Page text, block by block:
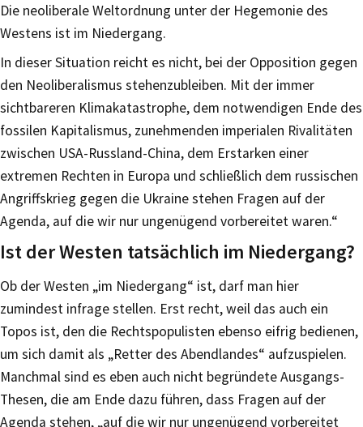
Die neoliberale Weltordnung unter der Hegemonie des
Westens ist im Niedergang.
In dieser Situation reicht es nicht, bei der Opposition gegen
den Neoliberalismus stehenzubleiben. Mit der immer
sichtbareren Klimakatastrophe, dem notwendigen Ende des
fossilen Kapitalismus, zunehmenden imperialen Rivalitäten
zwischen USA-Russland-China, dem Erstarken einer
extremen Rechten in Europa und schließlich dem russischen
Angriffskrieg gegen die Ukraine stehen Fragen auf der
Agenda, auf die wir nur ungenügend vorbereitet waren.“
Ist der Westen tatsächlich im Niedergang?
Ob der Westen „im Niedergang“ ist, darf man hier
zumindest infrage stellen. Erst recht, weil das auch ein
Topos ist, den die Rechtspopulisten ebenso eifrig bedienen,
um sich damit als „Retter des Abendlandes“ aufzuspielen.
Manchmal sind es eben auch nicht begründete Ausgangs-
Thesen, die am Ende dazu führen, dass Fragen auf der
Agenda stehen, „auf die wir nur ungenügend vorbereitet